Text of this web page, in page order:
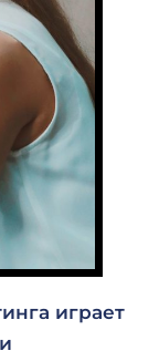
играет